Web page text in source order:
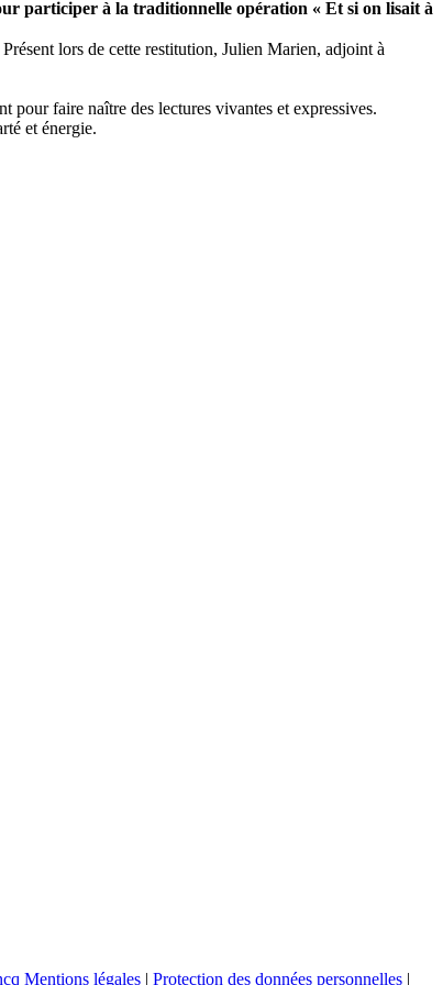
participer à la traditionnelle opération « Et si on lisait à
lors de cette restitution, Julien Marien, adjoint à
pour faire naître des lectures vivantes et expressives.
et énergie.
Mentions légales | Protection des données personnelles |